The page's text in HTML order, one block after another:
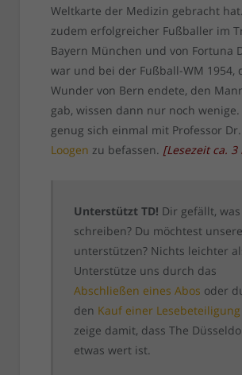
Weltkarte der Medizin gebracht
zudem erfolgreicher Fußballer im
Bayern München und von Fortuna
war und bei der Fußball-WM 1954,
Wunder von Bern endete, den
gab, wissen dann nur noch
genug sich einmal mit Professor Dr.
Loogen zu befassen. [Lesezeit ca. 3
Unterstützt TD! Dir gefällt,
schreiben? Du möchtest
unterstützen? Nichts leichter
Unterstütze uns durch das
Abschließen eines Abos oder
den Kauf einer Lesebeteiligung
zeige damit, dass The
etwas wert ist.